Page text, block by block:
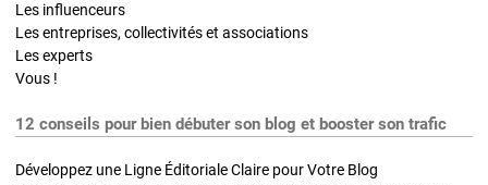
Les influenceurs
Les entreprises, collectivités et associations
Les experts
Vous !
12 conseils pour bien débuter son blog et booster son trafic
Développez une Ligne Éditoriale Claire pour Votre Blog